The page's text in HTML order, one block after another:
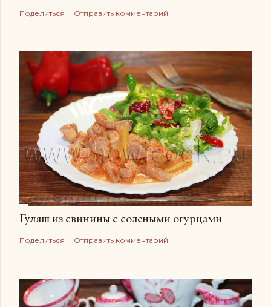
Поделиться Отправить комментарий
Гуляш из свинины с солеными огурцами
Поделиться Отправить комментарий